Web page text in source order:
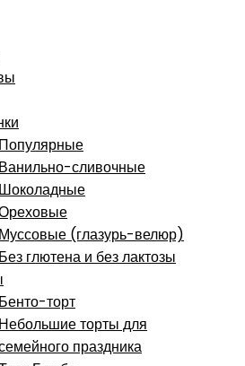
Популярные
Ванильно-сливочные
Шоколадные
Муссовые (глазурь-велюр)
Без глютена и без лактозы
Бенто-торт
Небольшие торты для
праздника